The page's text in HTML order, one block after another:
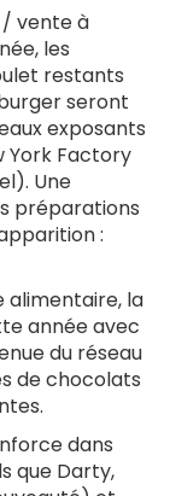
vente à
les
restants
seront
exposants
York Factory
Une
préparations
:
la
année avec
du réseau
de chocolats
dans
que Darty,